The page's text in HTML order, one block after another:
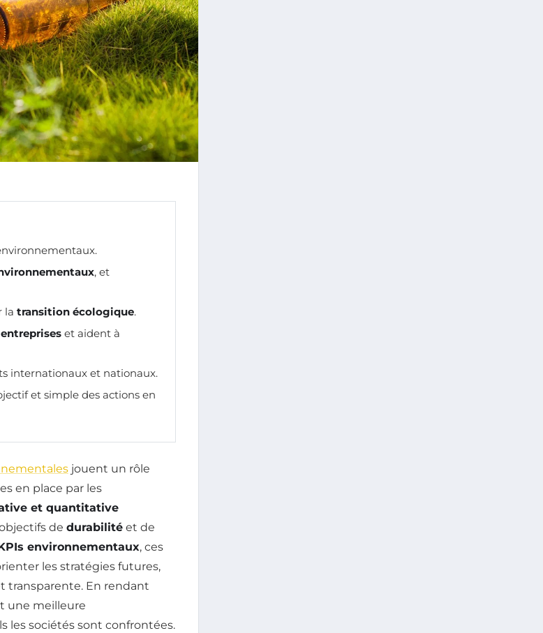
, et
la transition écologique.
entreprises et aident à
internationaux et nationaux.
et simple des actions en
jouent un rôle
en place par les
et quantitative
de durabilité et de
environnementaux, ces
les stratégies futures,
transparente. En rendant
une meilleure
les sociétés sont confrontées.